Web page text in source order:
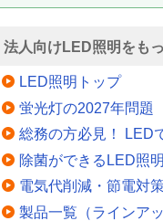
法人向けLED照明をも
LED照明トップ
蛍光灯の2027年問題
総務の方必見！ LED
除菌ができるLED照明
電気代削減・節電対
製品一覧（ラインアッ